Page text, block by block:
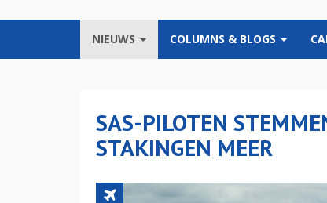
NIEUWS COLUMNS & BLOGS
SAS-PILOTEN
STAKINGEN MEER